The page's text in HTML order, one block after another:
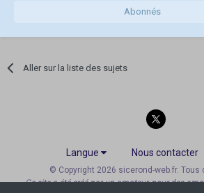
Abonnés
Aller sur la liste des sujets
Langue Nous contacter
© Copyright 2026 sicerond-web.fr. Tous
Ce site a été créé par un amateur, pour des